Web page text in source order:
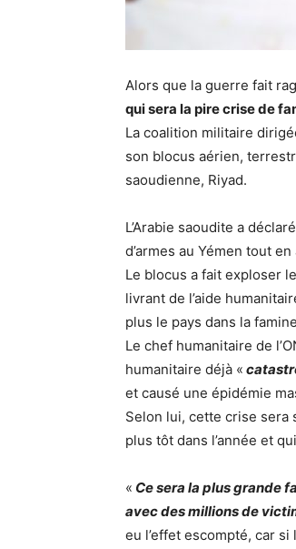
Alors que la guerre fait
qui sera la pire crise de
La coalition militaire
son blocus aérien,
saoudienne, Riyad.
L’Arabie saoudite a
d’armes au Yémen tout
Le blocus a fait exploser
livrant de l’aide
plus le pays dans la
Le chef humanitaire de
humanitaire déjà «
et causé une épidémie
Selon lui, cette crise sera
plus tôt dans l’année et
« Ce sera la plus grande
avec des millions de
eu l’effet escompté, car